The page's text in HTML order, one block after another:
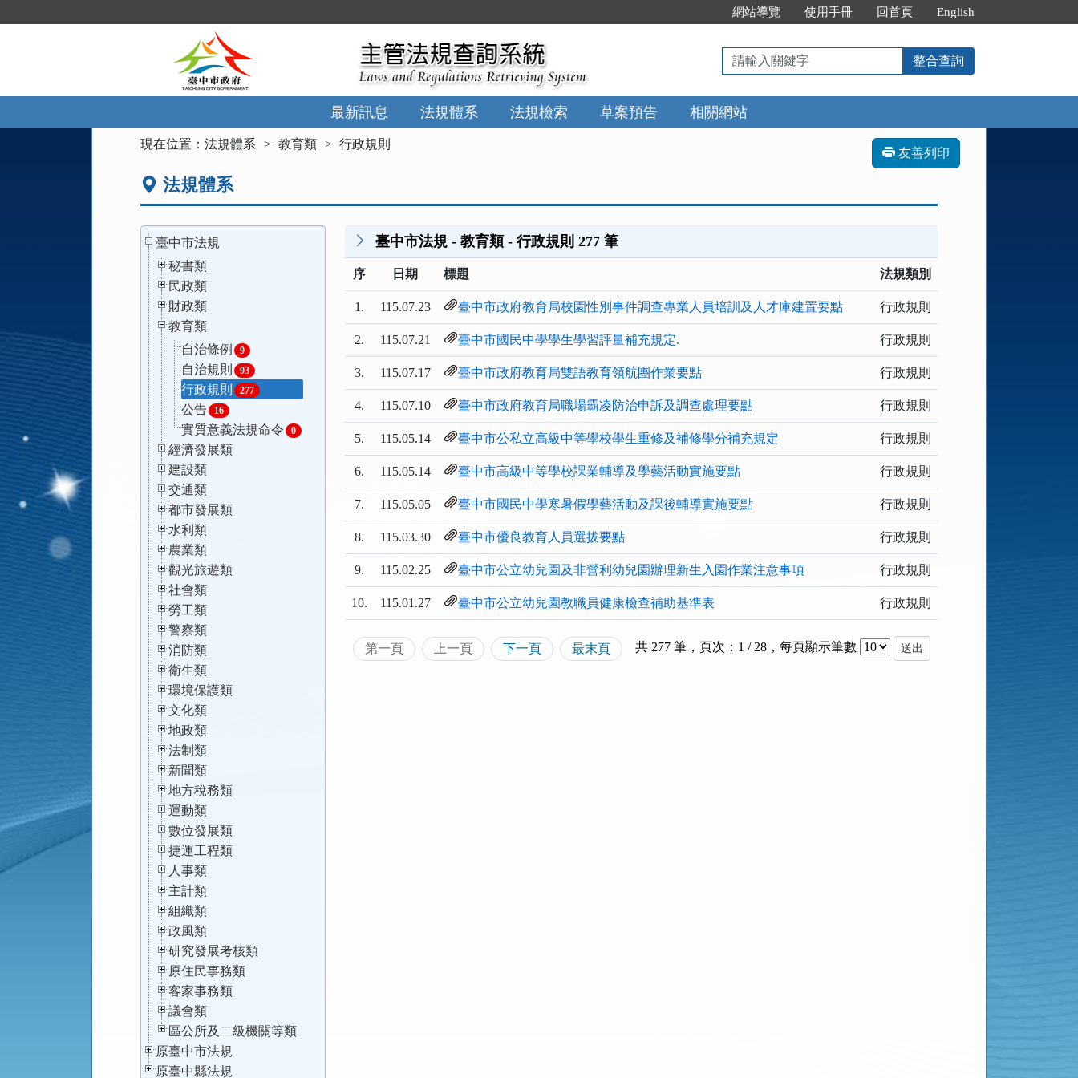
到
網站導覽 使用手冊 回首頁 English
請
輸
入
關
鍵
整合查詢
最新訊息 法規體系 法規檢索 草案預告 相關網站
現在位置：法規體系 教育類 行政規則
友善列印
法規體系
臺中市法規
秘書類
民政類
財政類
教育類
自治條例
9
自治規則 93
行政規則 277
公告 16
實質意義法規命令 0
經濟發展類
建設類
交通類
都市發展類
水利類
農業類
觀光旅遊類
社會類
勞工類
警察類
消防類
衛生類
環境保護類
文化類
地政類
法制類
新聞類
地方稅務類
運動類
數位發展類
捷運工程類
人事類
主計類
組織類
政風類
研究發展考核類
原住民事務類
客家事務類
議會類
區公所及二級機關等類
原臺中市法規
原臺中縣法規
臺中市法規 - 教育類 - 行政規則 277 筆
序 日期 標題 法規類別
1. 115.07.23 臺中市政府教育局校園性別事件調查專業人員培訓及人才庫建置要點 行政規則
2. 115.07.21 臺中市國民中學學生學習評量補充規定. 行政規則
3. 115.07.17 臺中市政府教育局雙語教育領航團作業要點 行政規則
4. 115.07.10 臺中市政府教育局職場霸凌防治申訴及調查處理要點 行政規則
5. 115.05.14 臺中市公私立高級中等學校學生重修及補修學分補充規定 行政規則
6. 115.05.14 臺中市高級中等學校課業輔導及學藝活動實施要點 行政規則
7. 115.05.05 臺中市國民中學寒暑假學藝活動及課後輔導實施要點 行政規則
8. 115.03.30 臺中市優良教育人員選拔要點 行政規則
9. 115.02.25 臺中市公立幼兒園及非營利幼兒園辦理新生入園作業注意事項 行政規則
10. 115.01.27 臺中市公立幼兒園教職員健康檢查補助基準表 行政規則
第一頁 上一頁 下一頁 最末頁 共 277 筆，頁次：1 / 28 ，每頁顯示筆數 送出